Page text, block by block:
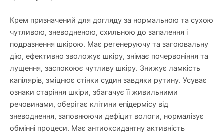
Крем призначений для догляду за нормальною та сухою
чутливою, зневодненою, схильною до запалення і
подразнення шкірою. Має регенеруючу та загоювальну
дію, ефективно зволожує шкіру, знімає почервоніння та
лущення, заспокоює чутливу шкіру. Знижує ламкість
капілярів, зміцнює стінки судин завдяки рутину. Усуває
ознаки старіння шкіри, збагачує її живильними
речовинами, оберігає клітини епідермісу від
зневоднення, заповнюючи дефіцит вологи, нормалізує
обмінні процеси. Має антиоксидантну активність